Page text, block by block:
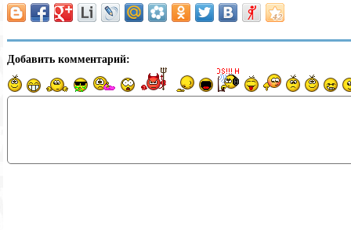
Добавить комментарий: